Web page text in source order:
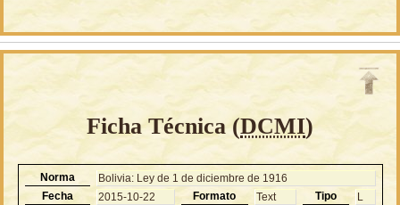
Ficha Técnica (DCMI)
Norma
Bolivia: Ley de 1 de diciembre de 1916
Fecha
2015-10-22 Formato Text Tipo
L